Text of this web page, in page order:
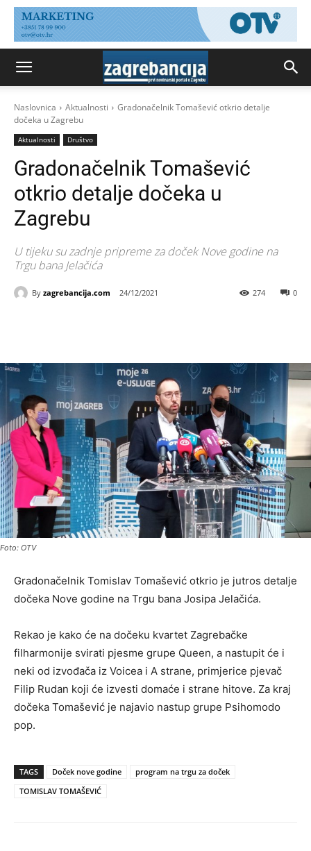
Naslovnica Aktualnosti
Gradonačelnik Tomašević otkrio detalje
dočeka u Zagrebu
Aktualnosti Društvo
Gradonačelnik Tomašević
otkrio detalje dočeka u
Zagrebu
U tijeku su zadnje pripreme za doček Nove godine na
Trgu bana Jelačića
By zagrebancija.com 24/12/2021 0
274
Foto: OTV
Gradonačelnik Tomislav Tomašević otkrio je jutros detalje
dočeka Nove godine na Trgu bana Josipa Jelačića.
Rekao je kako će na dočeku kvartet Zagrebačke
filharmonije svirati pjesme grupe Queen, a nastupit će i
neki od izvođača iz Voicea i A strane, primjerice pjevač
Filip Rudan koji će izvesti domaće i strane hitove. Za kraj
dočeka Tomašević je najavio nastup grupe Psihomodo
pop.
TAGS Doček nove godine
program na trgu za doček
TOMISLAV TOMAŠEVIĆ